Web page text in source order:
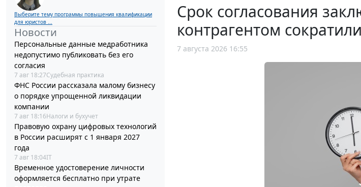
Выберите тему программы повышения квалификации
для юристов ...
Новости
Персональные данные медработника
недопустимо публиковать без его
согласия
7 авг 18:27Судебная практика
ФНС России рассказала малому бизнесу
о порядке упрощенной ликвидации
компании
7 авг 18:16Налоги и бухучет
Правовую охрану цифровых технологий
в России расширят с 1 января 2027
года
7 авг 18:04IT
Временное удостоверение личности
оформляется бесплатно при утрате
Срок согласования
контрагентом сократили
7 августа 2026 16:55